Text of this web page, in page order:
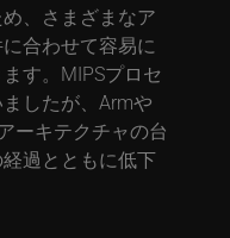
、さまざまなア
合わせて容易に
す。MIPSプロセ
したが、Armや
ーキテクチャの台
過とともに低下